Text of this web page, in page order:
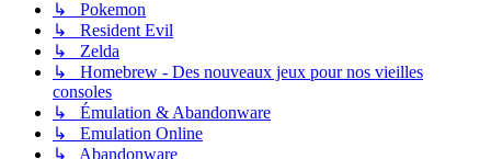
↳ Pokemon
↳ Resident Evil
↳ Zelda
↳ Homebrew - Des nouveaux jeux pour nos vieilles
consoles
↳ Émulation & Abandonware
↳ Emulation Online
↳ Abandonware